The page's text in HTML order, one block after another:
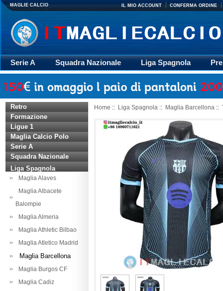
MAGLIE CALCIO IL MIO ACCOUNT CONFERMA ORDINE
Serie A Squadra Nazionale Liga Spagnola
Retro
Formazione
Ligue 1
Maglia Calcio Polo
Serie A
Squadra Nazionale
Liga Spagnola
Maglia Alaves
Maglia Albacete
Balompie
Maglia Almeria
Maglia Athletic Bilbao
Maglia Atletico Madrid
Maglia Barcellona
Maglia Burgos CF
Maglia Cadiz
Home :: Liga Spagnola :: Maglia Barcellona ::